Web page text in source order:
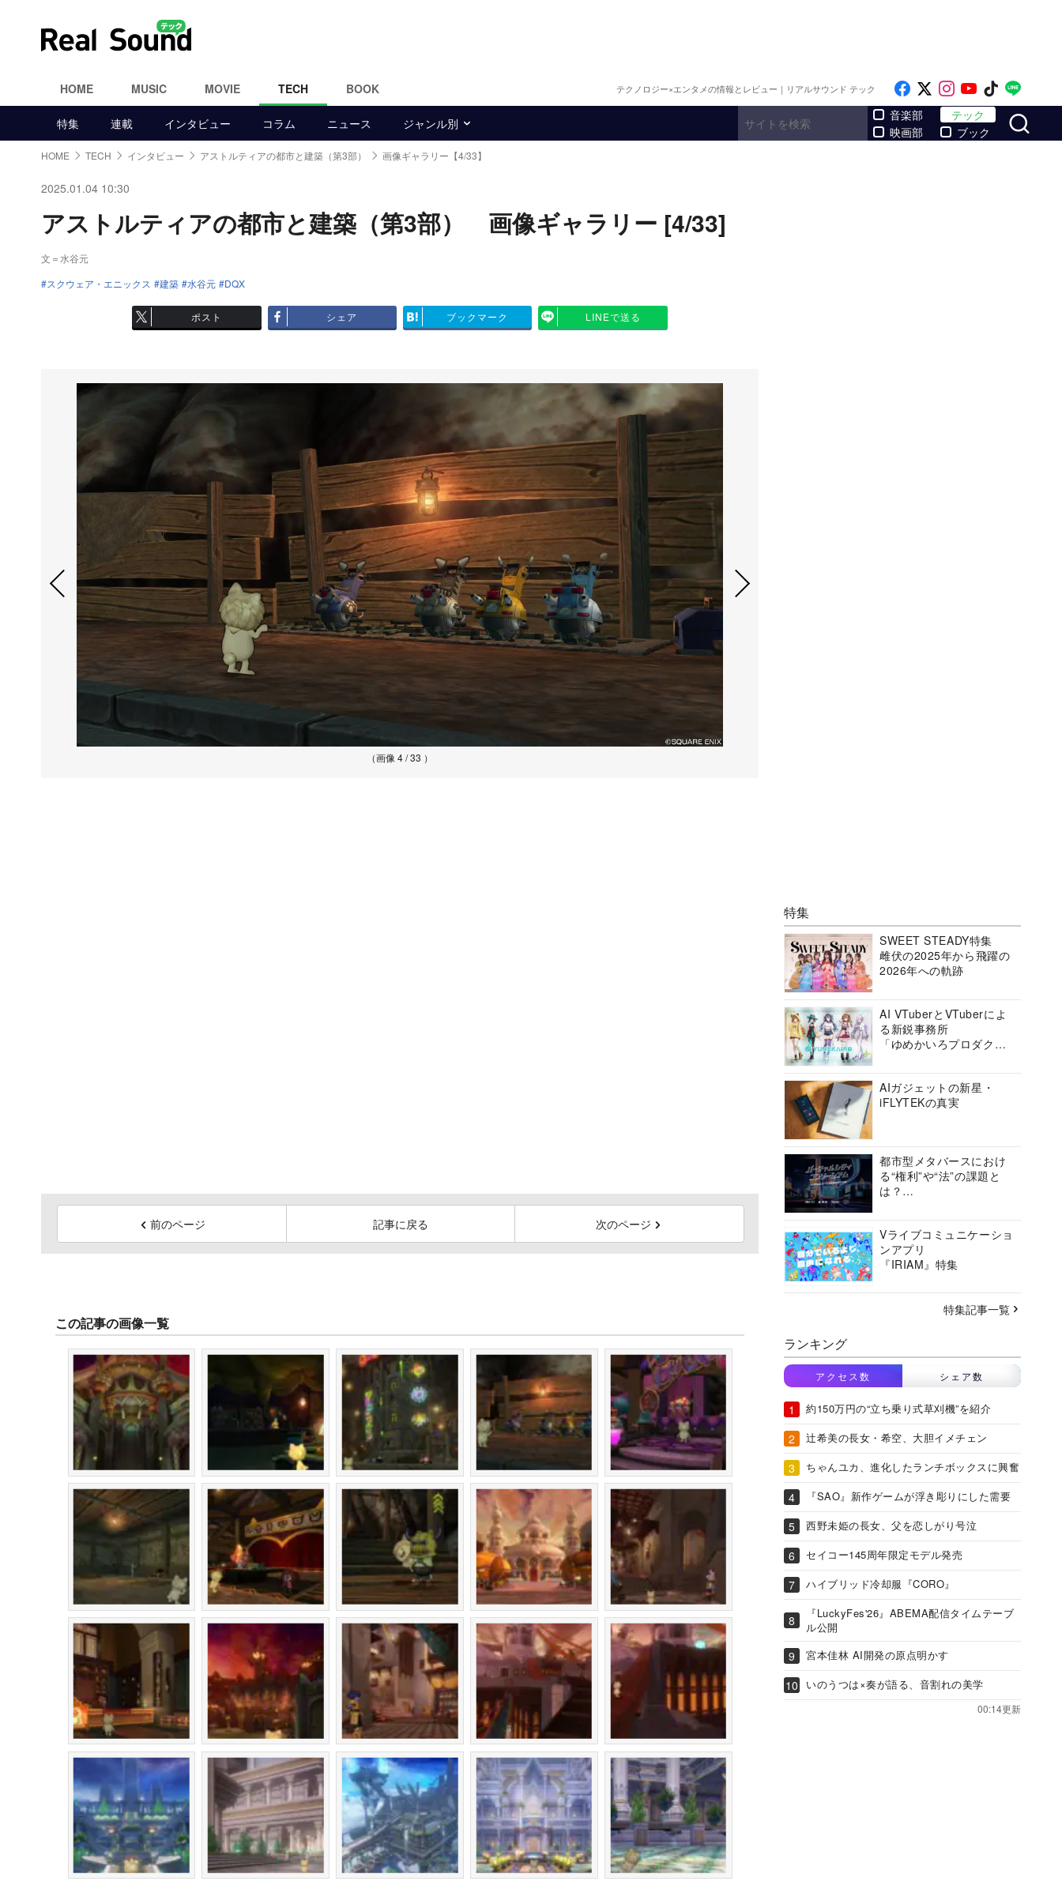
HOME MUSIC MOVIE TECH BOOK テクノロジー×エンタメの情報とレビュー｜リアルサウンド テック Like on Facebook
Follow on x
Follow on
Follow on
Follow
特集 連載 インタビュー コラム ニュース ジャンル別
音楽部
映画部
テック
ブック
HOME TECH インタビュー アストルティアの都市と建築（第3部） 画像ギャラリー【4/33】
2025.01.04 10:30
アストルティアの都市と建築（第3部） 画像ギャラリー [4/33]
文＝水谷元
スクウェア・エニックス
建築 水谷元 DQX
ポスト シェア ブックマーク LINEで送る
（画像 4 / 33 ）
前のページ 記事に戻る 次のページ
この記事の画像一覧
特集
SWEET STEADY特集
雌伏の2025年から飛躍の
2026年への軌跡
AI VTuberとVTuberによ
る新鋭事務所
「ゆめかいろプロダクシ
AIガジェットの新星・
iFLYTEKの真実
都市型メタバースにおけ
る“権利”や“法”の課題と
は？
ーシアムの挑戦に迫る
Vライブコミュニケーショ
ンアプリ
『IRIAM』特集
特集記事一覧
ランキング
アクセス数 シェア数
約150万円の“立ち乗り式草刈機”を紹介
辻希美の長女・希空、大胆イメチェン
ちゃんユカ、進化したランチボックスに興奮
『SAO』新作ゲームが浮き彫りにした需要
西野未姫の長女、父を恋しがり号泣
セイコー145周年限定モデル発売
ハイブリッド冷却服『CORO』
『LuckyFes'26』ABEMA配信タイムテーブ
ル公開
宮本佳林 AI開発の原点明かす
いのうつは×奏が語る、音割れの美学
00:14更新